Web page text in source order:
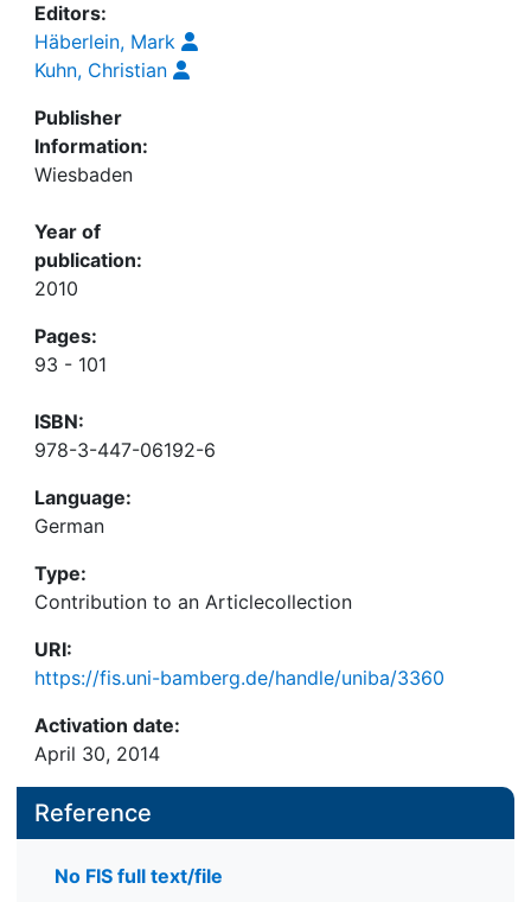
Editors:
Häberlein, Mark
Kuhn, Christian
Publisher
Information:
Wiesbaden
Year of
publication:
2010
Pages:
93 - 101
ISBN:
978-3-447-06192-6
Language:
German
Type:
Contribution to an Articlecollection
URI:
https://fis.uni-bamberg.de/handle/uniba/3360
Activation date:
April 30, 2014
Reference
No FIS full text/file